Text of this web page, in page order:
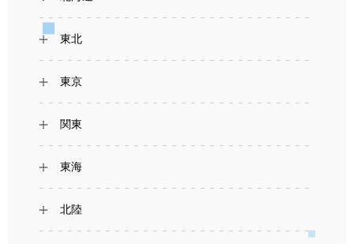
東北
東京
関東
東海
北陸